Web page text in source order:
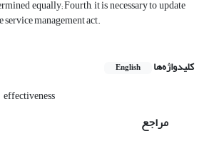
equally; Fourth, it is necessary to update
management act.
کلیدواژه‌ها English
effectiveness
مراجع